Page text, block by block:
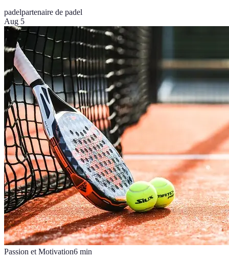
padelpartenaire de padel
Aug 5
Passion et Motivation6 min